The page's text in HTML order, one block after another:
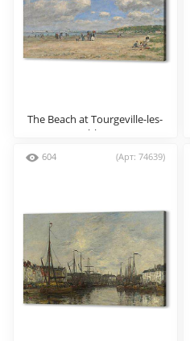
The Beach at Tourgeville-les-
Sablons
604 (Арт: 74639)